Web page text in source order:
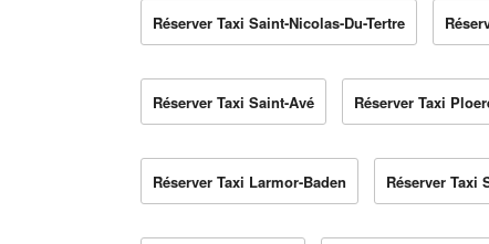
Réserver Taxi Saint-Nicolas-Du-Tertre
Réserver Taxi Saint-Avé Réserver Taxi
Réserver Taxi Larmor-Baden Réserver Taxi